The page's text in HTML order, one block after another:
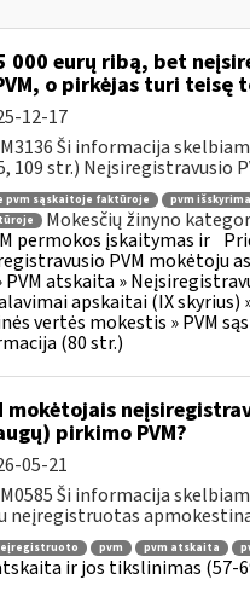
000 eurų ribą, bet
o pirkėjas turi teisę
12-17
Ši informacija
109 str.) Neįsiregistravusio
pvm sąskaitoje faktūroje pvm
Mokesčių žinyno
permokos įskaitymas ir
PVM mokėtoju
atskaita »
apskaitai (IX
vertės mokestis » PVM
(80 str.)
mokėtojais
pirkimo PVM?
05-21
Ši informacija
neįregistruotas
pvm pvm atskaita
ir jos tikslinimas (57-